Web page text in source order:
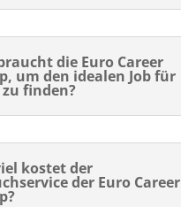
die Euro Career
um den idealen Job für
finden?
kostet der
der Euro Career